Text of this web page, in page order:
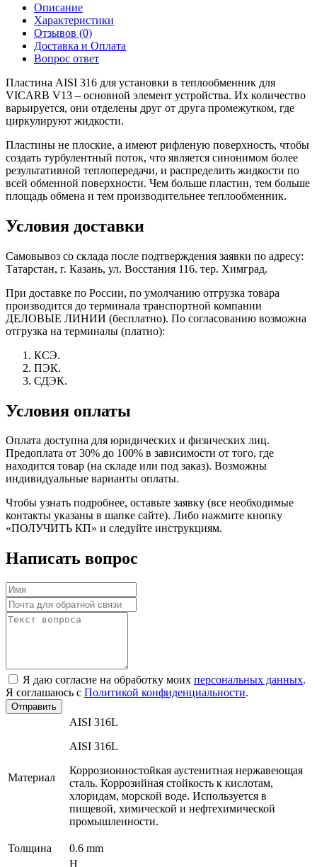
Описание
Характеристики
Отзывов (0)
Доставка и Оплата
Вопрос ответ
Пластина AISI 316 для установки в теплообменник для
VICARB V13 – основной элемент устройства. Их количество
варьируется, они отделены друг от друга промежутком, где
циркулируют жидкости.
Пластины не плоские, а имеют рифленую поверхность, чтобы
создать турбулентный поток, что является синонимом более
результативной теплопередачи, и распределить жидкости по
всей обменной поверхности. Чем больше пластин, тем больше
площадь обмена и тем производительнее теплообменник.
Условия доставки
Самовывоз со склада после подтверждения заявки по адресу:
Татарстан, г. Казань, ул. Восстания 116. тер. Химград.
При доставке по России, по умолчанию отгрузка товара
производится до терминала транспортной компании
ДЕЛОВЫЕ ЛИНИИ (бесплатно). По согласованию возможна
отгрузка на терминалы (платно):
КСЭ.
ПЭК.
СДЭК.
Условия оплаты
Оплата доступна для юридических и физических лиц.
Предоплата от 30% до 100% в зависимости от того, где
находится товар (на складе или под заказ). Возможны
индивидуальные варианты оплаты.
Чтобы узнать подробнее, оставьте заявку (все необходимые
контакты указаны в шапке сайте). Либо нажмите кнопку
«ПОЛУЧИТЬ КП» и следуйте инструкциям.
Написать вопрос
Я даю согласие на обработку моих персональных данных.
Я соглашаюсь с Политикой конфиденциальности.
Отправить
Материал
AISI 316L
AISI 316L
Коррозионностойкая аустенитная нержавеющая
сталь. Коррозийная стойкость к кислотам,
хлоридам, морской воде. Используется в
пищевой, химической и нефтехимической
промышленности.
Толщина
0.6 mm
H